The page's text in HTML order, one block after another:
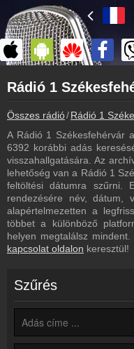
myonlineradio.hu
Rádió 1 Székesfehérvár
Vissza a Rádió 1
Bejelentkezés
Hozz létre saját fiókot!
Most szól
Tudd meg mi szólt eddig
Műsorújság
Rádió 1 Székesfehérvár
Webkamera
Hírek
Rádió 1 Székesfehérvár
Kapcsolat
Írj nekünk!
Összes rádió Rádió 1
A Rádió 1 Székesfehérvár
6392 korábbi adás
visszahallgatására. Az
lehetőség van a Rádió 1
feltöltési dátumra szűrni.
rendezésére név, dátum,
alapértelmezetten a
többet a különböző
helyen megtalálsz
kapcsolat oldalon keresztül!
Szűrés